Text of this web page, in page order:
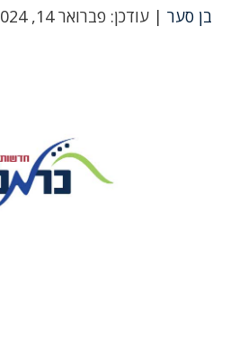
בן סער | עודכן: פברואר 14, 2024